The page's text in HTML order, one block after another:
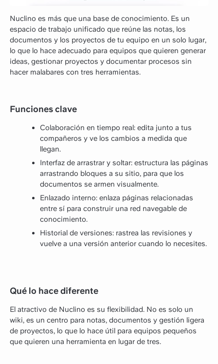
Nuclino es más que una base de conocimiento. Es un
espacio de trabajo unificado que reúne las notas, los
documentos y los proyectos de tu equipo en un solo lugar,
lo que lo hace adecuado para equipos que quieren generar
ideas, gestionar proyectos y documentar procesos sin
hacer malabares con tres herramientas.
Funciones clave
Colaboración en tiempo real: edita junto a tus
compañeros y ve los cambios a medida que
llegan.
Interfaz de arrastrar y soltar: estructura las páginas
arrastrando bloques a su sitio, para que los
documentos se armen visualmente.
Enlazado interno: enlaza páginas relacionadas
entre sí para construir una red navegable de
conocimiento.
Historial de versiones: rastrea las revisiones y
vuelve a una versión anterior cuando lo necesites.
Qué lo hace diferente
El atractivo de Nuclino es su flexibilidad. No es solo un
wiki, es un centro para notas, documentos y gestión ligera
de proyectos, lo que lo hace útil para equipos pequeños
que quieren una herramienta en lugar de tres.